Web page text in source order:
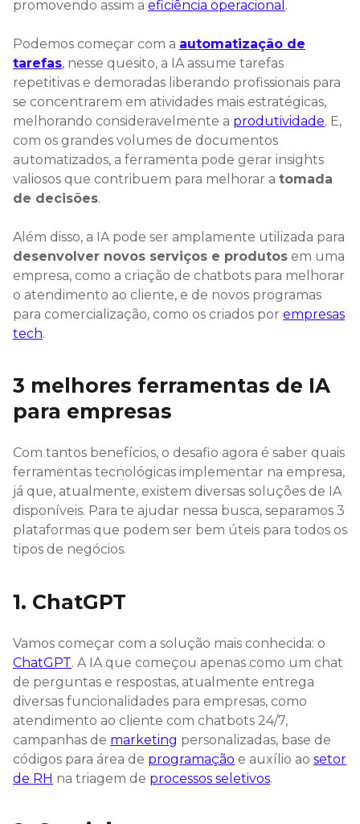
promovendo assim a eficiência operacional .
Podemos começar com a automatização de
tarefas, nesse quesito, a IA assume tarefas
repetitivas e demoradas liberando profissionais para
se concentrarem em atividades mais estratégicas,
melhorando consideravelmente a produtividade. E,
com os grandes volumes de documentos
automatizados, a ferramenta pode gerar insights
valiosos que contribuem para melhorar a tomada
de decisões.
Além disso, a IA pode ser amplamente utilizada para
desenvolver novos serviços e produtos em uma
empresa, como a criação de chatbots para melhorar
o atendimento ao cliente, e de novos programas
para comercialização, como os criados por empresas
tech.
3 melhores ferramentas de IA
para empresas
Com tantos benefícios, o desafio agora é saber quais
ferramentas tecnológicas implementar na empresa,
já que, atualmente, existem diversas soluções de IA
disponíveis. Para te ajudar nessa busca, separamos 3
plataformas que podem ser bem úteis para todos os
tipos de negócios.
1. ChatGPT
Vamos começar com a solução mais conhecida: o
ChatGPT. A IA que começou apenas como um chat
de perguntas e respostas, atualmente entrega
diversas funcionalidades para empresas, como
atendimento ao cliente com chatbots 24/7,
campanhas de marketing personalizadas, base de
códigos para área de programação e auxílio ao setor
de RH na triagem de processos seletivos.